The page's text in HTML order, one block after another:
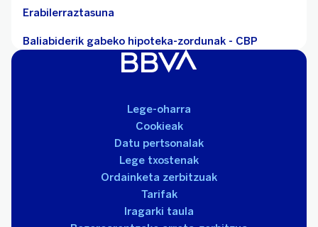
Erabilerraztasuna
Baliabiderik gabeko hipoteka-zordunak - CBP
Lege-oharra
Cookieak
Datu pertsonalak
Lege txostenak
Ordainketa zerbitzuak
Tarifak
Iragarki taula